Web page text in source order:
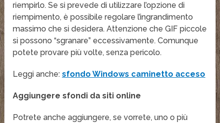
riempirlo. Se si prevede di utilizzare l’opzione di
riempimento, è possibile regolare l’ingrandimento
massimo che si desidera. Attenzione che GIF piccole
si possono “sgranare” eccessivamente. Comunque
potete provare più volte, senza pericolo.
Leggi anche:sfondo Windows caminetto acceso
Aggiungere sfondi da siti online
Potrete anche aggiungere, se vorrete, uno o più